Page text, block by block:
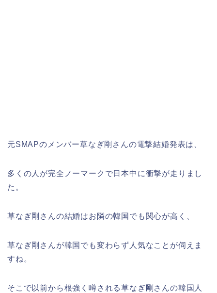
元SMAPのメンバー草なぎ剛さんの電撃結婚発表は、
多くの人が完全ノーマークで日本中に衝撃が走りまし
た。
草なぎ剛さんの結婚はお隣の韓国でも関心が高く、
草なぎ剛さんが韓国でも変わらず人気なことが伺えま
すね。
そこで以前から根強く噂される草なぎ剛さんの韓国人